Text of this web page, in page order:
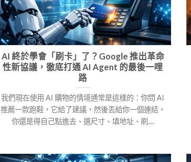
AI 終於學會「刷卡」了？Google 推出革命
性新協議，徹底打通 AI Agent 的最後一哩
路
我們現在使用 AI 購物的情境通常是這樣的：你問 AI
推薦一款跑鞋，它給了建議，然後丟給你一個連結，
你還是得自己點進去、選尺寸、填地址、刷....